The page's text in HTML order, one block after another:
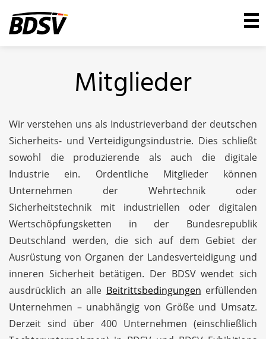
Mitglieder
Wir verstehen uns als Industrieverband der deutschen
Sicherheits- und Verteidigungsindustrie. Dies schließt
sowohl die produzierende als auch die digitale
Industrie ein. Ordentliche Mitglieder können
Unternehmen der Wehrtechnik oder
Sicherheitstechnik mit industriellen oder digitalen
Wertschöpfungsketten in der Bundesrepublik
Deutschland werden, die sich auf dem Gebiet der
Ausrüstung von Organen der Landesverteidigung und
inneren Sicherheit betätigen. Der BDSV wendet sich
ausdrücklich an alle Beitrittsbedingungen erfüllenden
Unternehmen – unabhängig von Größe und Umsatz.
Derzeit sind über 400 Unternehmen (einschließlich